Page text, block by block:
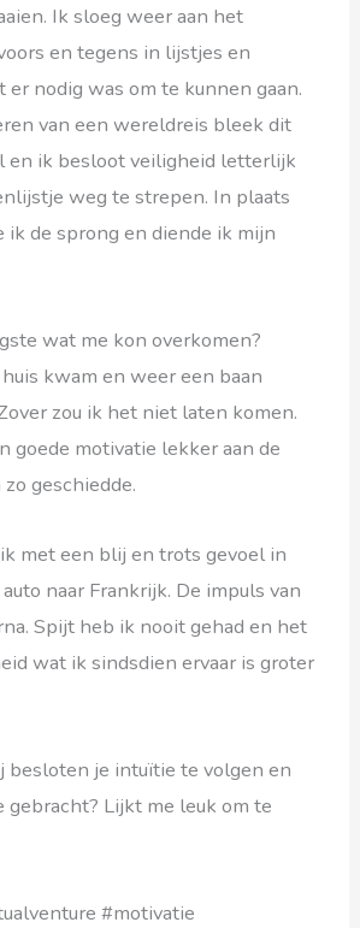
Ik sloeg weer aan het
en tegens in lijstjes en
er nodig was om te kunnen gaan.
van een wereldreis bleek dit
en ik besloot veiligheid letterlijk
weg te strepen. In plaats
ik de sprong en diende ik mijn
wat me kon overkomen?
kwam en weer een baan
zou ik het niet laten komen.
goede motivatie lekker aan de
geschiedde.
met een blij en trots gevoel in
naar Frankrijk. De impuls van
Spijt heb ik nooit gehad en het
wat ik sindsdien ervaar is groter
besloten je intuïtie te volgen en
Lijkt me leuk om te
#motivatie